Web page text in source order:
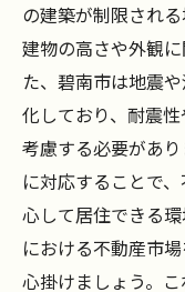
の建築が制限され
建物の高さや外観
た、碧南市は地震
化しており、耐震
考慮する必要があ
に対応することで
心して居住できる
における不動産市
心掛けましょう。